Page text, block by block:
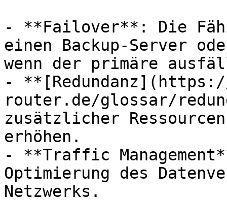
- **Failover**: Die
einen Backup-Server
wenn der primäre
-
router.de/glossar/
zusätzlicher
erhöhen.
- **Traffic
Optimierung des
Netzwerks.